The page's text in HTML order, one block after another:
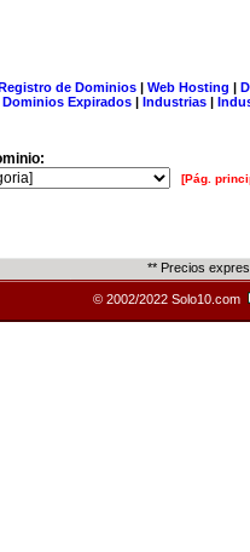
de Dominios| Web Hosting |
Dominios Expirados | Industrias |
[Pág.
** Precios
© 2002/2022 Solo10.com